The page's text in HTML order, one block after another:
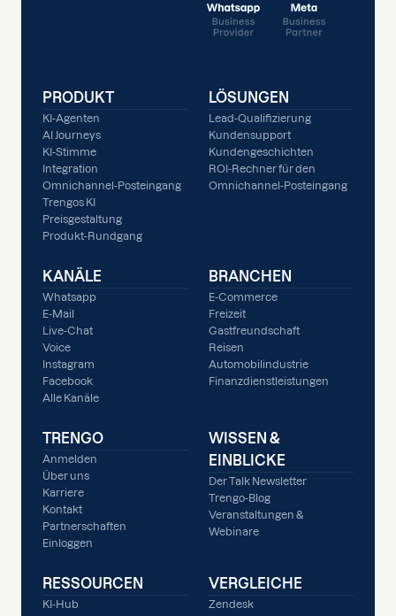
PRODUKT
KI-Agenten
AI Journeys
KI-Stimme
Integration
Omnichannel-Posteingang
Trengos KI
Preisgestaltung
Produkt-Rundgang
LÖSUNGEN
Lead-Qualifizierung
Kundensupport
Kundengeschichten
ROI-Rechner für den
Omnichannel-Posteingang
KANÄLE
Whatsapp
E-Mail
Live-Chat
Voice
Instagram
Facebook
Alle Kanäle
BRANCHEN
E-Commerce
Freizeit
Gastfreundschaft
Reisen
Automobilindustrie
Finanzdienstleistungen
TRENGO
Anmelden
Über uns
Karriere
Kontakt
Partnerschaften
Einloggen
WISSEN &
EINBLICKE
Der Talk Newsletter
Trengo-Blog
Veranstaltungen &
Webinare
RESSOURCEN
KI-Hub
VERGLEICHE
Zendesk